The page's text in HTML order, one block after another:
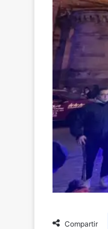
Compartir